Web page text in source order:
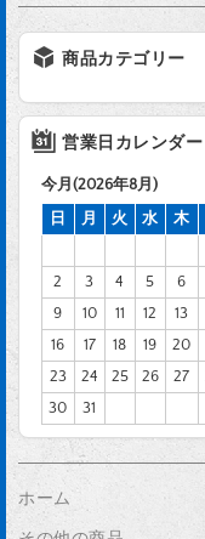
商品カテゴリー
営業日カレンダー
今月(2026年8月)
日
月 火 水 木
2
3 4 5 6
9
10 11 12 13
16
17 18 19 20
23
24 25 26 27
30
31
ホーム